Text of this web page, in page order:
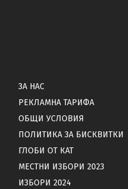
ЗА НАС
РЕКЛАМНА ТАРИФА
ОБЩИ УСЛОВИЯ
ПОЛИТИКА ЗА БИСКВИТКИ
ГЛОБИ ОТ КАТ
МЕСТНИ ИЗБОРИ 2023
ИЗБОРИ 2024